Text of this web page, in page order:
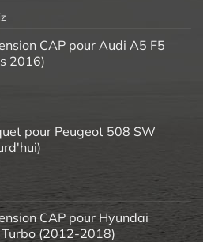
CAP pour Audi A5 F5
2016)
pour Peugeot 508 SW
CAP pour Hyundai
(2012-2018)